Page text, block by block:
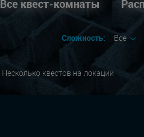
Все квест-комнаты
Сложность: Все
Несколько квестов на локации